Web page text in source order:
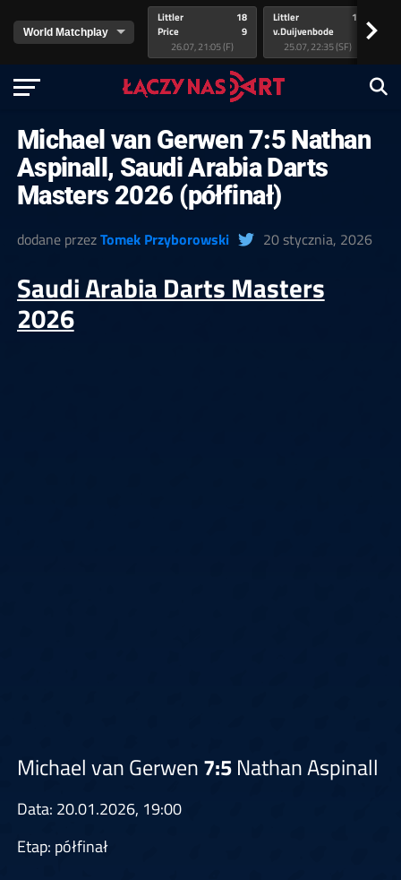
Littler
Price
18
9
26.07, 21:05 (F)
Littler
v.Duijvenbode
17
25.07, 22:35 (SF)
>
Michael van Gerwen 7:5 Nathan
Aspinall, Saudi Arabia Darts
Masters 2026 (półfinał)
dodane przezTomek Przyborowski 20 stycznia, 2026
Saudi Arabia Darts Masters
2026
Michael van Gerwen7:5Nathan Aspinall
Data: 20.01.2026, 19:00
Etap: półfinał